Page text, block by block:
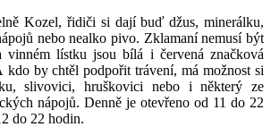
Kozel, řidiči si dají buď džus, minerálku,
nebo nealko pivo. Zklamaní nemusí být
lístku jsou bílá i červená značková
kdo by chtěl podpořit trávení, má možnost si
slivovici, hruškovici nebo i některý ze
nápojů. Denně je otevřeno od 11 do 22
do 22 hodin.